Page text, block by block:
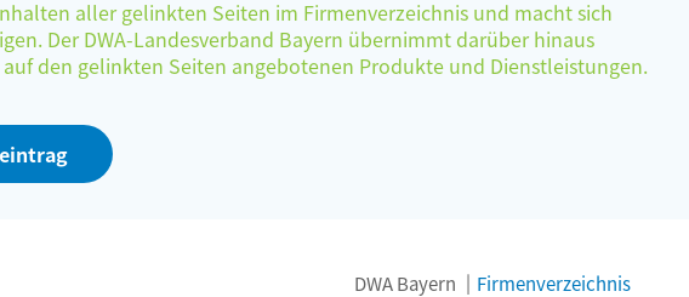
aller gelinkten Seiten im Firmenverzeichnis und macht sich
Der DWA-Landesverband Bayern übernimmt darüber hinaus
den gelinkten Seiten angebotenen Produkte und Dienstleistungen.
DWA Bayern Firmenverzeichnis